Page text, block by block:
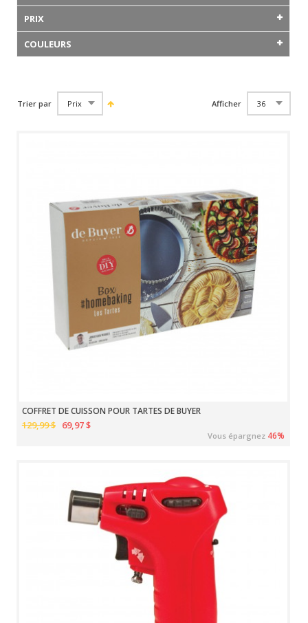
PRIX
COULEURS
Trier par Afficher
COFFRET DE CUISSON POUR TARTES DE BUYER
129,99 $ 69,97 $
Vous épargnez 46%